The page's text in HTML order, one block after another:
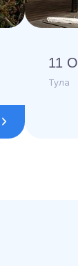
11
Тула